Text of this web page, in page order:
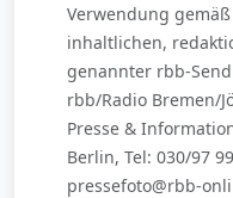
Verwendung
inhaltlichen,
genannter rbb-
rbb/Radio Bremen/
Presse &
Berlin, Tel: 030/97
pressefoto@rbb-